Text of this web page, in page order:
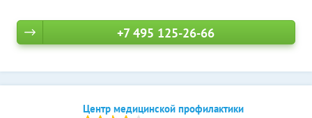
+7 495 125-26-66
Центр медицинской профилактики